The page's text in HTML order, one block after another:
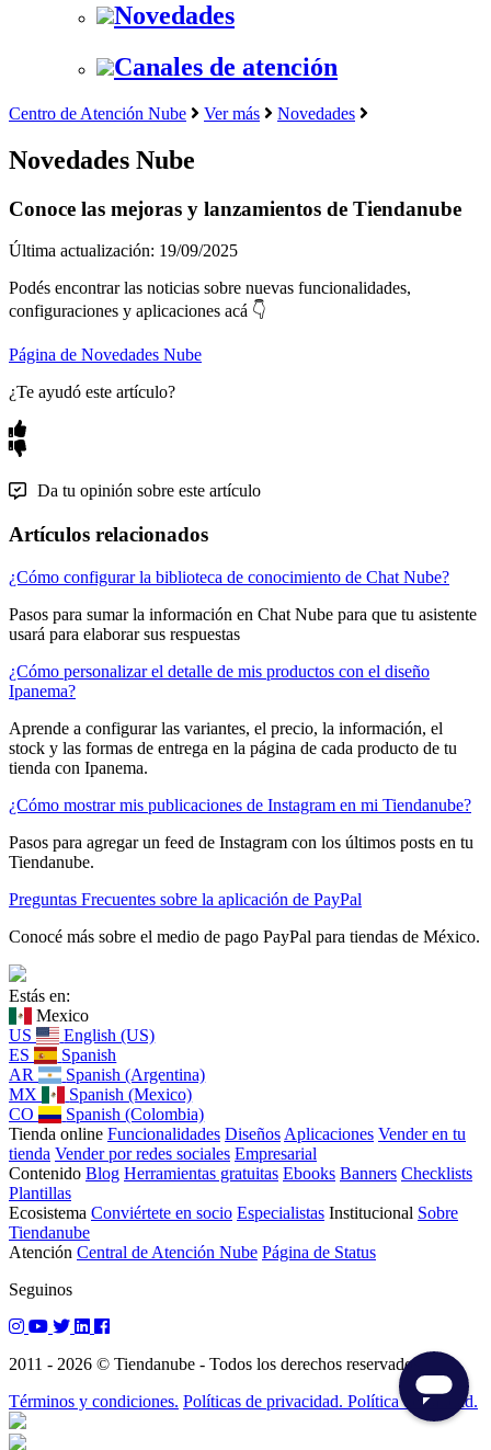
Novedades
Canales de atención
Centro de Atención Nube Ver más Novedades
Novedades Nube
Conoce las mejoras y lanzamientos de Tiendanube
Última actualización: 19/09/2025
Podés encontrar las noticias sobre nuevas funcionalidades,
configuraciones y aplicaciones acá 👇
Página de Novedades Nube
¿Te ayudó este artículo?
Da tu opinión sobre este artículo
Artículos relacionados
¿Cómo configurar la biblioteca de conocimiento de Chat Nube?
Pasos para sumar la información en Chat Nube para que tu asistente
usará para elaborar sus respuestas
¿Cómo personalizar el detalle de mis productos con el diseño
Ipanema?
Aprende a configurar las variantes, el precio, la información, el
stock y las formas de entrega en la página de cada producto de tu
tienda con Ipanema.
¿Cómo mostrar mis publicaciones de Instagram en mi Tiendanube?
Pasos para agregar un feed de Instagram con los últimos posts en tu
Tiendanube.
Preguntas Frecuentes sobre la aplicación de PayPal
Conocé más sobre el medio de pago PayPal para tiendas de México.
Estás en:
Mexico
US
English (US)
ES
Spanish
AR
Spanish (Argentina)
MX
Spanish (Mexico)
CO
Spanish (Colombia)
Tienda online Funcionalidades Diseños Aplicaciones Vender en tu
tienda Vender por redes sociales Empresarial
Contenido Blog Herramientas gratuitas Ebooks Banners Checklists
Plantillas
Ecosistema Conviértete en socio Especialistas Institucional Sobre
Tiendanube
Atención Central de Atención Nube Página de Status
Seguinos
2011 - 2026 © Tiendanube - Todos los derechos reservados.
Términos y condiciones. Políticas de privacidad. Política de calidad.